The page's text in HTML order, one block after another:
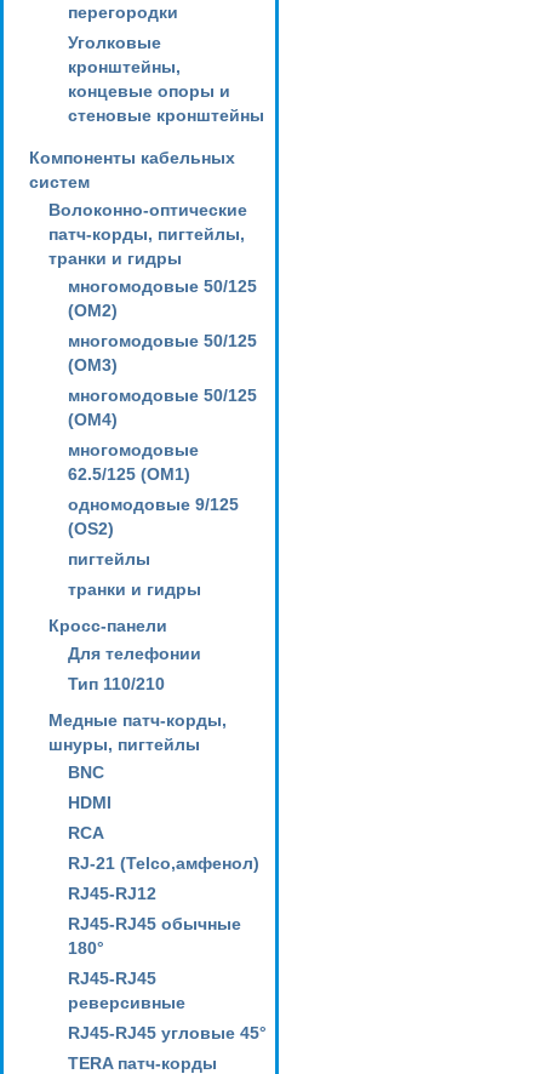
перегородки
Уголковые
кронштейны,
концевые опоры и
стеновые кронштейны
Компоненты кабельных
систем
Волоконно-оптические
патч-корды, пигтейлы,
транки и гидры
многомодовые 50/125
(OM2)
многомодовые 50/125
(OM3)
многомодовые 50/125
(OM4)
многомодовые
62.5/125 (OM1)
одномодовые 9/125
(OS2)
пигтейлы
транки и гидры
Кросс-панели
Для телефонии
Тип 110/210
Медные патч-корды,
шнуры, пигтейлы
BNC
HDMI
RCA
RJ-21 (Telco,амфенол)
RJ45-RJ12
RJ45-RJ45 обычные
180°
RJ45-RJ45
реверсивные
RJ45-RJ45 угловые 45°
TERA патч-корды